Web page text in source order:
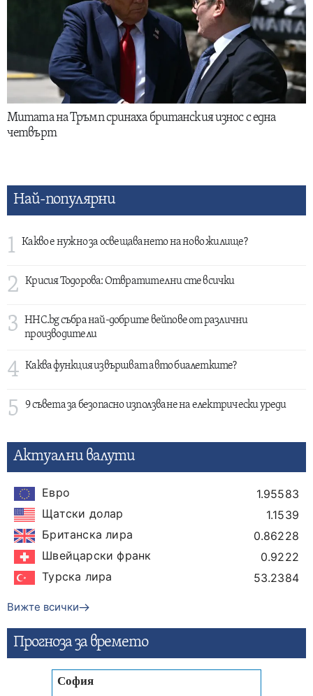
Митата на Тръмп сринаха британския износ с една
четвърт
Най-популярни
1 Какво е нужно за освещаването на ново жилище?
2 Крисия Тодорова: Отвратителни сте всички
3
HHC.bg събра най-добрите вейпове от различни
производители
4 Каква функция извършват авто биалетките?
5 9 съвета за безопасно използване на електрически уреди
Актуални валути
Евро
1.95583
Щатски долар
1.1539
Британска лира
0.86228
Швейцарски франк
0.9222
Турска лира
53.2384
Вижте всички
Прогнозa за времето